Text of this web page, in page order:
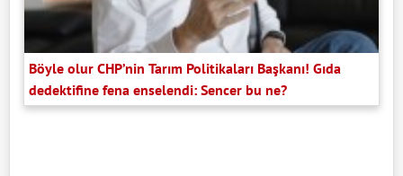
Böyle olur CHP’nin Tarım Politikaları Başkanı! Gıda
dedektifine fena enselendi: Sencer bu ne?